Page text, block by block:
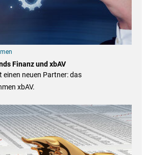
Finanz und xbAV
einen neuen Partner: das
xbAV.